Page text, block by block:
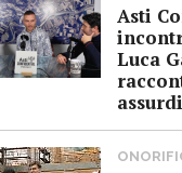
Asti
Luca